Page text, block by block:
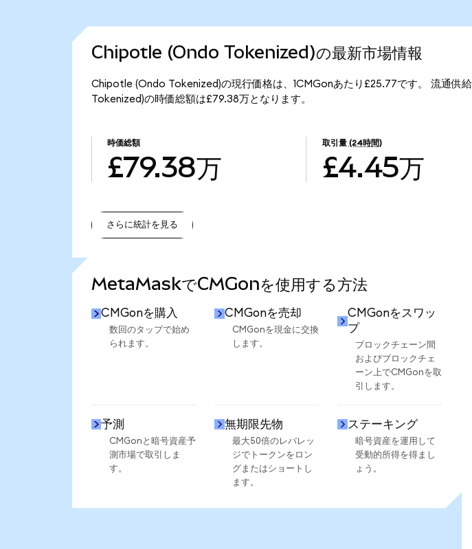
Chipotle (Ondo Tokenized)の最新市場情報
Chipotle (Ondo Tokenized)の現行価格は、1CMGonあたり£25.77です。 流通供
Tokenized)の時価総額は£79.38万となります。
時価総額
£79.38万
取引量 (24時間)
£4.45万
さらに統計を見る
MetaMaskでCMGonを使用する方法
CMGonを購入
数回のタップで始め
られます。
CMGonを売却
CMGonを現金に交換
します。
CMGonをスワッ
プ
ブロックチェーン間
およびブロックチェ
ーン上でCMGonを取
引します。
予測
CMGonと暗号資産予
測市場で取引しま
す。
無期限先物
最大50倍のレバレッ
ジでトークンをロン
グまたはショートし
ます。
ステーキング
暗号資産を運用して
受動的所得を得まし
ょう。